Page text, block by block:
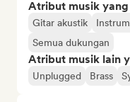
Atribut musik
Gitar akustik
Semua dukungan
Atribut musik lain
Unplugged Brass